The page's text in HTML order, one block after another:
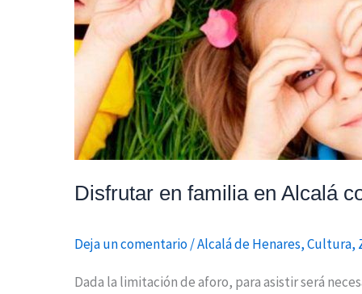
Disfrutar en familia en Alcalá
Deja un comentario/Alcalá de Henares,Cultura,
Dada la limitación de aforo, para asistir será